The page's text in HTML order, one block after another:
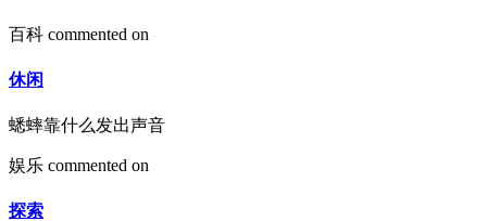
百科 commented on
休闲
蟋蟀靠什么发出声音
娱乐 commented on
探索